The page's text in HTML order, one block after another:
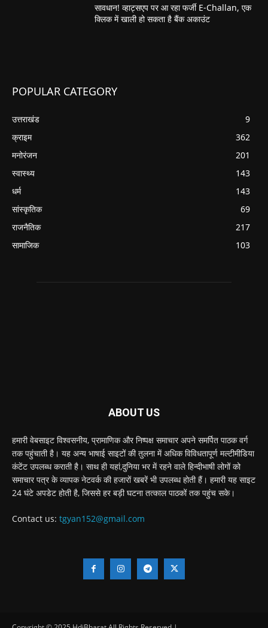
सावधान! व्हाट्सएप पर आ रहा फर्जी E-Challan, एक
क्लिक में खाली हो सकता है बैंक अकाउंट
POPULAR CATEGORY
उत्तराखंड
9
क्राइम
362
मनोरंजन
201
स्वास्थ्य
143
धर्म
143
सांस्कृतिक
69
राजनैतिक
217
सामाजिक
103
ABOUT US
हमारी वेबसाइट विश्वसनीय, प्रामाणिक और निष्पक्ष समाचार अपने समर्पित पाठक वर्ग
तक पहुंचाती है। यह अन्य भाषाई साइटों की तुलना में अधिक विविधतापूर्ण मल्टीमीडिया
कंटेंट उपलब्ध कराती है। साथ ही यहां,दुनिया भर में रहने वाले हिन्दीभाषी लोगों को
समाचार पत्र के व्यापक नेटवर्क की हजारों खबरें भी उपलब्ध होती हैं। हमारी यह साइट
24 घंटे अपडेट होती है, जिससे हर बड़ी घटना तत्काल पाठकों तक पहुंच सके।
Contact us: tgyan152@gmail.com